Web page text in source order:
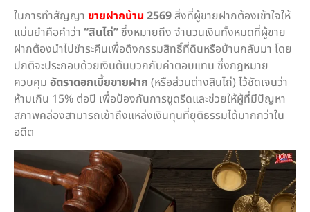
ในการทำสัญญา ขายฝากบ้าน 2569 สิ่งที่ผู้ขายฝากต้องเข้าใจให้
แม่นยำคือคำว่า “สินไถ่”ซึ่งหมายถึง จำนวนเงินทั้งหมดที่ผู้ขาย
ฝากต้องนำไปชำระคืนเพื่อดึงกรรมสิทธิ์ที่ดินหรือบ้านกลับมา โดย
ปกติจะประกอบด้วยเงินต้นบวกกับค่าตอบแทน ซึ่งกฎหมาย
ควบคุม อัตราดอกเบี้ยขายฝาก (หรือส่วนต่างสินไถ่) ไว้ชัดเจนว่า
ห้ามเกิน 15% ต่อปี เพื่อป้องกันการขูดรีดและช่วยให้ผู้ที่มีปัญหา
สภาพคล่องสามารถเข้าถึงแหล่งเงินทุนที่ยุติธรรมได้มากกว่าใน
อดีต